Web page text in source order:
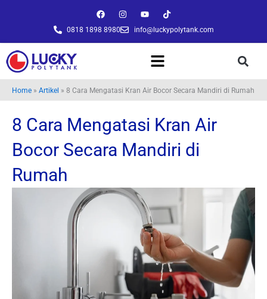
F
a
c
e
b
I
n
s
t
a
Y
o
u
t
u
T
i
k
t
o
0818 1898 8980 info@luckypolytank.com
Home » Artikel » 8 Cara Mengatasi Kran Air Bocor Secara Mandiri di Rumah
8 Cara Mengatasi Kran Air
Bocor Secara Mandiri di
Rumah